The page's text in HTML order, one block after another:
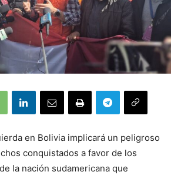
en Bolivia implicará un peligroso
conquistados a favor de los
la nación sudamericana que